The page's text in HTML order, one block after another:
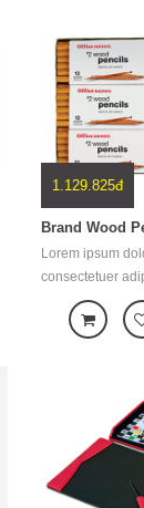
massa. Cum sociis
dis parturient
mus. Donec
pellentesque eu,
1.129.825đ
Brand Wood
Lorem ipsum
consectetuer
Aenean
dolor. Aenean
ultricies nec,
pretium quis,